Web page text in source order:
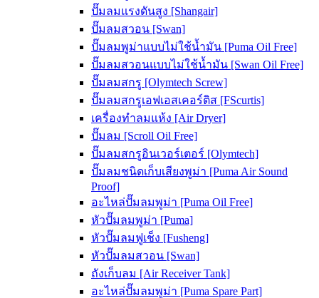
ปั๊มลมแรงดันสูง [Shangair]
ปั๊มลมสวอน [Swan]
ปั๊มลมพูม่าแบบไม่ใช้น้ำมัน [Puma Oil Free]
ปั๊มลมสวอนแบบไม่ใช้น้ำมัน [Swan Oil Free]
ปั๊มลมสกรู [Olymtech Screw]
ปั๊มลมสกรูเอฟเอสเคอร์ติส [FScurtis]
เครื่องทำลมแห้ง [Air Dryer]
ปั๊มลม [Scroll Oil Free]
ปั๊มลมสกรูอินเวอร์เตอร์ [Olymtech]
ปั๊มลมชนิดเก็บเสียงพูม่า [Puma Air Sound
Proof]
อะไหล่ปั๊มลมพูม่า [Puma Oil Free]
หัวปั๊มลมพูม่า [Puma]
หัวปั๊มลมฟูเช็ง [Fusheng]
หัวปั๊มลมสวอน [Swan]
ถังเก็บลม [Air Receiver Tank]
อะไหล่ปั๊มลมพูม่า [Puma Spare Part]